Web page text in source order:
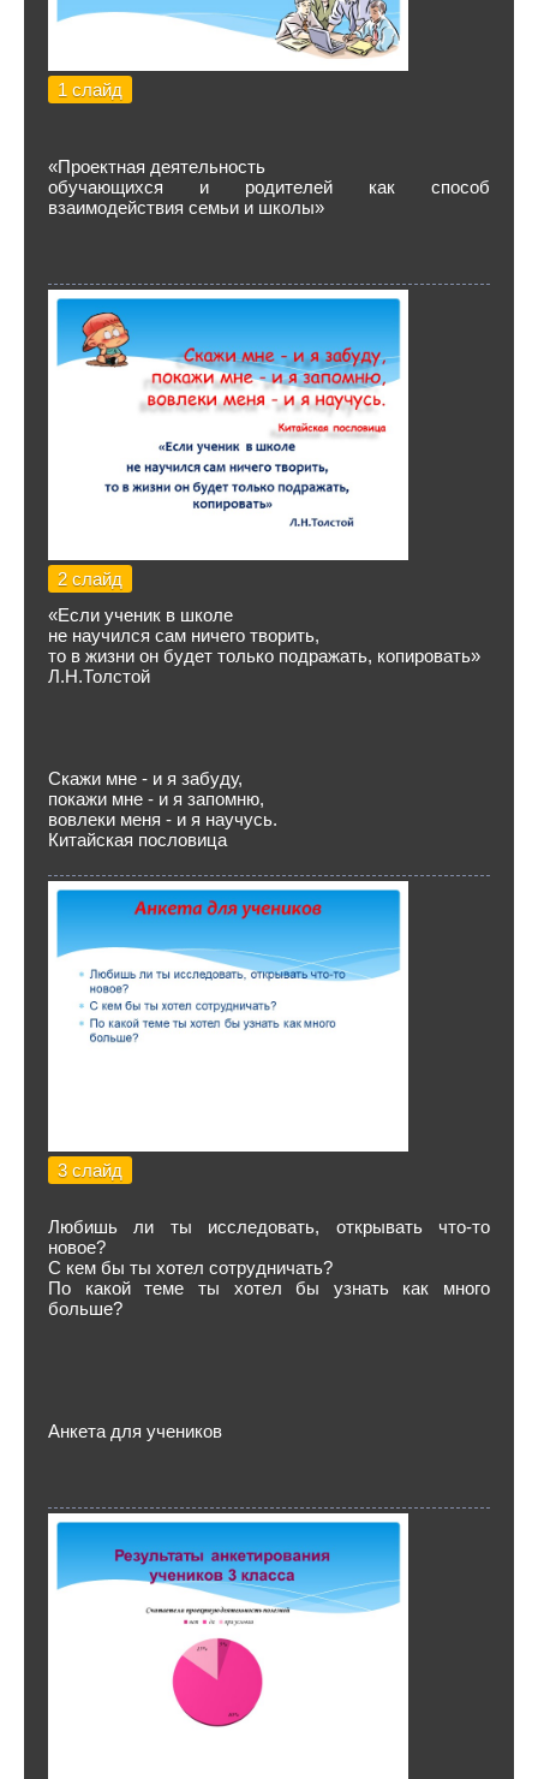
1 слайд
«Проектная деятельность
обучающихся и родителей как способ
взаимодействия семьи и школы»
2 слайд
«Если ученик в школе
не научился сам ничего творить,
то в жизни он будет только подражать, копировать»
Л.Н.Толстой
Скажи мне - и я забуду,
покажи мне - и я запомню,
вовлеки меня - и я научусь.
Китайская пословица
3 слайд
Любишь ли ты исследовать, открывать что-то
новое?
С кем бы ты хотел сотрудничать?
По какой теме ты хотел бы узнать как много
больше?
Анкета для учеников